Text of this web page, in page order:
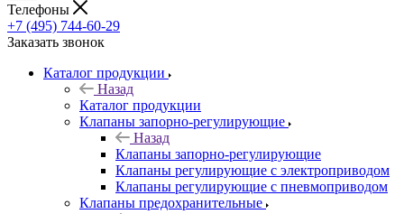
Телефоны
+7 (495) 744-60-29
Заказать звонок
Каталог продукции
Назад
Каталог продукции
Клапаны запорно-регулирующие
Назад
Клапаны запорно-регулирующие
Клапаны регулирующие с электроприводом
Клапаны регулирующие с пневмоприводом
Клапаны предохранительные